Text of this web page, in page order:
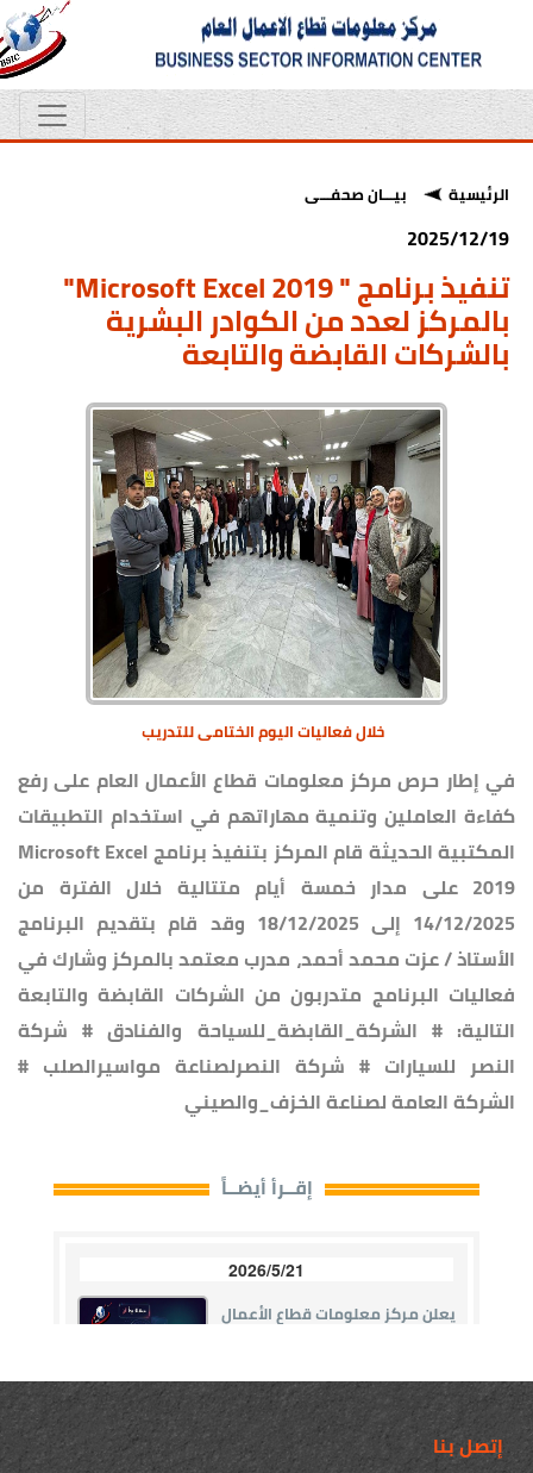
الرئيسية بيـــان صحفـــى
2025/12/19
تنفيذ برنامج " Microsoft Excel 2019"
بالمركز لعدد من الكوادر البشرية
بالشركات القابضة والتابعة
خلال فعاليات اليوم الختامى للتدريب
في إطار حرص مركز معلومات قطاع الأعمال العام على رفع
كفاءة العاملين وتنمية مهاراتهم في استخدام التطبيقات
المكتبية الحديثة قام المركز بتنفيذ برنامج Microsoft Excel
2019 على مدار خمسة أيام متتالية خلال الفترة من
14/12/2025 إلى 18/12/2025 وقد قام بتقديم البرنامج
الأستاذ / عزت محمد أحمد، مدرب معتمد بالمركز وشارك في
فعاليات البرنامج متدربون من الشركات القابضة والتابعة
التالية: # الشركة_القابضة_للسياحة والفنادق # شركة
النصر للسيارات # شركة النصرلصناعة مواسيرالصلب #
الشركة العامة لصناعة الخزف_والصيني
إتصل بنا